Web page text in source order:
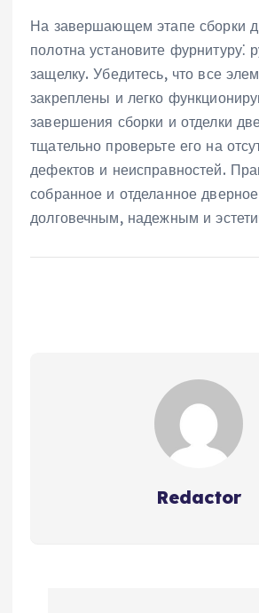
На завершающем этапе сборки
полотна установите фурнитуру⁚
защелку. Убедитесь, что все
закреплены и легко
завершения сборки и отделки
тщательно проверьте его на
дефектов и неисправностей.
собранное и отделанное
долговечным, надежным и
Redactor